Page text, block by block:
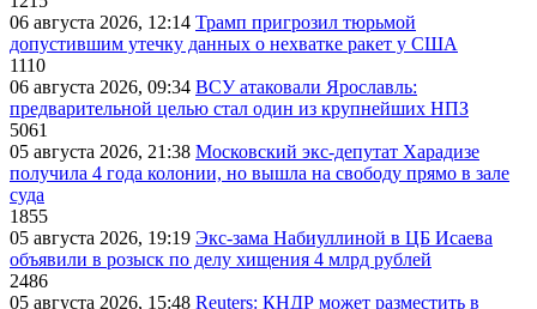
06 августа 2026, 12:14 Трамп пригрозил тюрьмой
допустившим утечку данных о нехватке ракет у США
1110
06 августа 2026, 09:34 ВСУ атаковали Ярославль:
предварительной целью стал один из крупнейших НПЗ
5061
05 августа 2026, 21:38 Московский экс-депутат Харадизе
получила 4 года колонии, но вышла на свободу прямо в зале
суда
1855
05 августа 2026, 19:19 Экс-зама Набиуллиной в ЦБ Исаева
объявили в розыск по делу хищения 4 млрд рублей
2486
05 августа 2026, 15:48 Reuters: КНДР может разместить в